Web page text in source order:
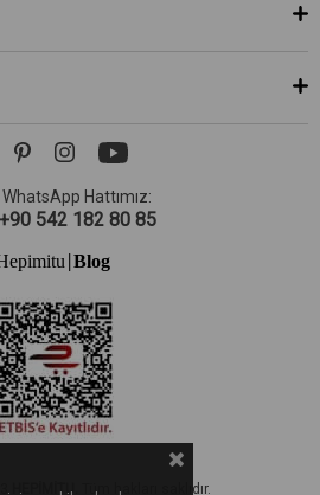
WhatsApp Hattımız:
+90 542 182 80 85
| Blog
HEPİMİTU. Tüm hakları saklıdır.